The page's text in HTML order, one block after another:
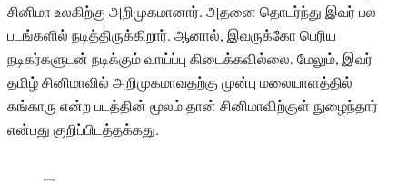
சினிமா உலகிற்கு அறிமுகமானார். அதனை தொடர்ந்து இவர் பல
படங்களில் நடித்திருக்கிறார். ஆனால், இவருக்கோ பெரிய
நடிகர்களுடன் நடிக்கும் வாய்ப்பு கிடைக்கவில்லை. மேலும், இவர்
தமிழ் சினிமாவில் அறிமுகமாவதற்கு முன்பு மலையாளத்தில்
கங்காரு என்ற படத்தின் மூலம் தான் சினிமாவிற்குள் நுழைந்தார்
என்பது குறிப்பிடத்தக்கது.